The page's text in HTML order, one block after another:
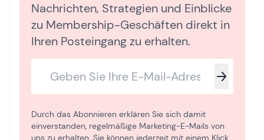
Nachrichten, Strategien und Einblicke
zu Membership-Geschäften direkt in
Ihren Posteingang zu erhalten.
Durch das Abonnieren erklären Sie sich damit
einverstanden, regelmäßige Marketing-E-Mails von
uns zu erhalten. Sie können jederzeit mit einem Klick